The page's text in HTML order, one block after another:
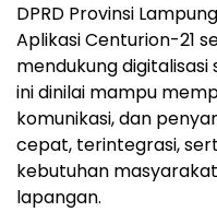
DPRD Provinsi
Aplikasi Centurion-21
mendukung digitalisasi
ini dinilai mampu
komunikasi, dan
cepat, terintegrasi,
kebutuhan
lapangan.